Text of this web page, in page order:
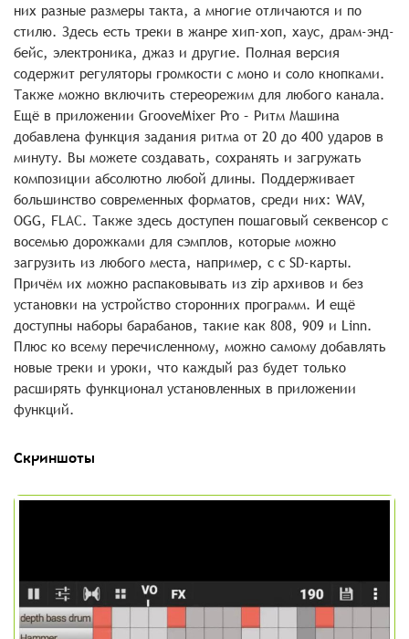
них разные размеры такта, а многие отличаются и по
стилю. Здесь есть треки в жанре хип-хоп, хаус, драм-энд-
бейс, электроника, джаз и другие. Полная версия
содержит регуляторы громкости с моно и соло кнопками.
Также можно включить стереорежим для любого канала.
Ещё в приложении GrooveMixer Pro – Ритм Машина
добавлена функция задания ритма от 20 до 400 ударов в
минуту. Вы можете создавать, сохранять и загружать
композиции абсолютно любой длины. Поддерживает
большинство современных форматов, среди них: WAV,
OGG, FLAC. Также здесь доступен пошаговый секвенсор с
восемью дорожками для сэмплов, которые можно
загрузить из любого места, например, с с SD-карты.
Причём их можно распаковывать из zip архивов и без
установки на устройство сторонних программ. И ещё
доступны наборы барабанов, такие как 808, 909 и Linn.
Плюс ко всему перечисленному, можно самому добавлять
новые треки и уроки, что каждый раз будет только
расширять функционал установленных в приложении
функций.
Скриншоты